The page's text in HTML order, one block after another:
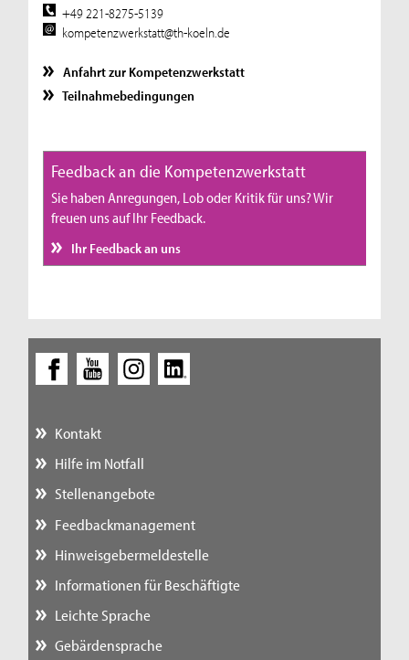
+49 221-8275-5139
kompetenzwerkstatt@th-koeln.de
Anfahrt zur Kompetenzwerkstatt
Teilnahmebedingungen
Feedback an die Kompetenzwerkstatt
Sie haben Anregungen, Lob oder Kritik für uns? Wir
freuen uns auf Ihr Feedback.
Ihr Feedback an uns
Kontakt
Hilfe im Notfall
Stellenangebote
Feedbackmanagement
Hinweisgebermeldestelle
Informationen für Beschäftigte
Leichte Sprache
Gebärdensprache